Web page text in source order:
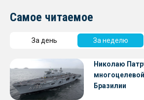
Самое читаемое
За день За неделю
Николаю
Бразилии